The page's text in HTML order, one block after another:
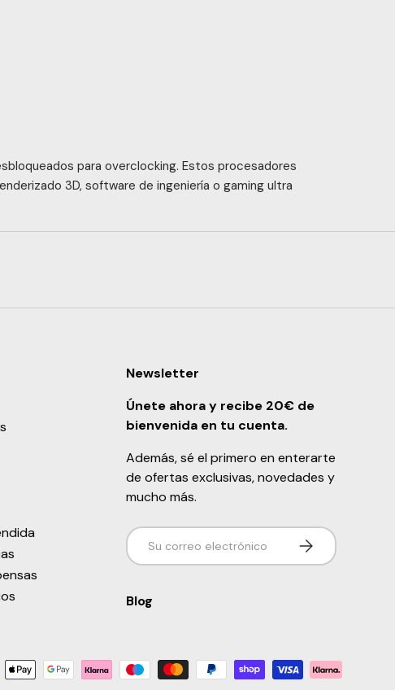
para overclocking. Estos procesadores
3D, software de ingeniería o gaming ultra
Newsletter
Únete ahora y recibe 20€ de
bienvenida en tu cuenta.
Además, sé el primero en enterarte
de ofertas exclusivas, novedades y
mucho más.
Correo electrónico Suscribirse
Blog